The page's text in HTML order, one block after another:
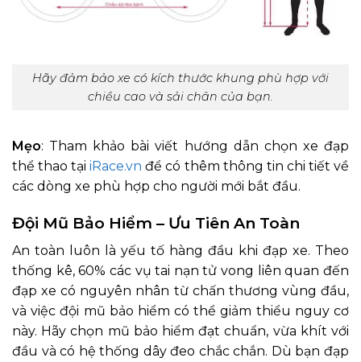
Hãy đảm bảo xe có kích thước khung phù hợp với
chiều cao và sải chân của bạn.
Mẹo: Tham khảo bài viết hướng dẫn chọn xe đạp
thể thao tạiiRace.vn để có thêm thông tin chi tiết về
các dòng xe phù hợp cho người mới bắt đầu.
Đội Mũ Bảo Hiểm – Ưu Tiên An Toàn
An toàn luôn là yếu tố hàng đầu khi đạp xe. Theo
thống kê, 60% các vụ tai nạn tử vong liên quan đến
đạp xe có nguyên nhân từ chấn thương vùng đầu,
và việc đội mũ bảo hiểm có thể giảm thiểu nguy cơ
này. Hãy chọn mũ bảo hiểm đạt chuẩn, vừa khít với
đầu và có hệ thống dây đeo chắc chắn. Dù bạn đạp